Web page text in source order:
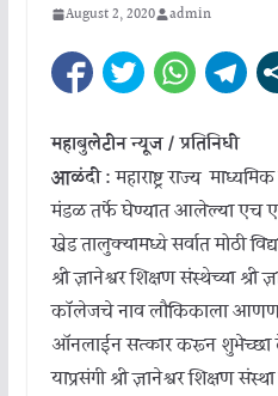
August 2, 2020 admin
महाबुलेटीन न्यूज / प्रतिनिधी
आळंदी :महाराष्ट्र राज्य
मंडळ तर्फे घेण्यात आलेल्या एच
खेड तालुक्यामध्ये सर्वात मोठी
श्री ज्ञानेश्वर शिक्षण संस्थेच्या श्री
कॉलेजचे नाव लौकिकाला
ऑनलाईन सत्कार करून शुभेच्छा
याप्रसंगी श्री ज्ञानेश्वर शिक्षण